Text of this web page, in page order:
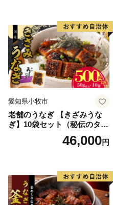
愛知県小牧市
老舗のうなぎ 【きざみうな
ぎ】10袋セット（秘伝のタレ
46,000円